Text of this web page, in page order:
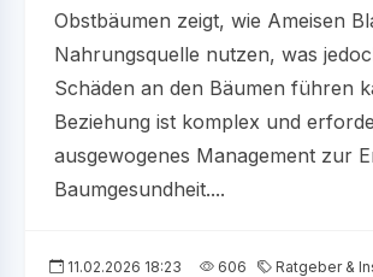
Obstbäumen zeigt, wie Ameisen
Nahrungsquelle nutzen, was
Schäden an den Bäumen führen
Beziehung ist komplex und
ausgewogenes Management zur
Baumgesundheit....
11.02.2026 18:23 606 Ratgeber &